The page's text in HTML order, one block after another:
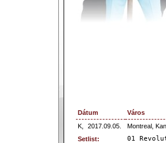
Dátum Város
K,
2017.09.05. Montreal,
Setlist:
01